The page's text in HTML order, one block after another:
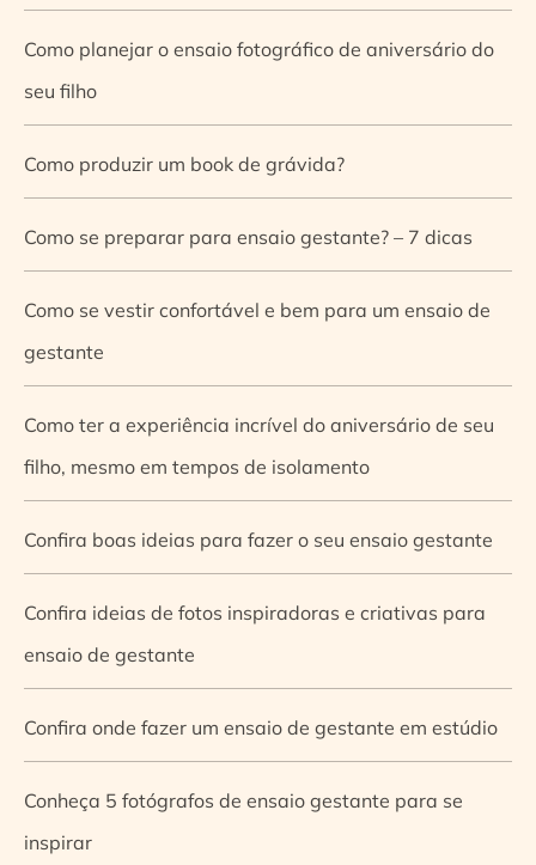
Como planejar o ensaio fotográfico de aniversário do
seu filho
Como produzir um book de grávida?
Como se preparar para ensaio gestante? – 7 dicas
Como se vestir confortável e bem para um ensaio de
gestante
Como ter a experiência incrível do aniversário de seu
filho, mesmo em tempos de isolamento
Confira boas ideias para fazer o seu ensaio gestante
Confira ideias de fotos inspiradoras e criativas para
ensaio de gestante
Confira onde fazer um ensaio de gestante em estúdio
Conheça 5 fotógrafos de ensaio gestante para se
inspirar